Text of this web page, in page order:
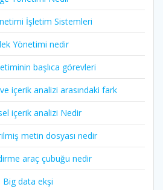
İşletim Sistemleri
Yönetimi nedir
başlıca görevleri
içerik analizi arasındaki fark
içerik analizi Nedir
metin dosyası nedir
araç çubuğu nedir
Big data ekşi